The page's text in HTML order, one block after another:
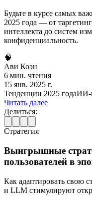
Будьте в курсе самых
2025 года — от
интеллекта до систем
конфиденциальность.
🧠
Ави Коэн
6 мин. чтения
15 янв. 2025 г.
Тенденции 2025 годаИИ-
Читать далее
Делиться:
Стратегия
Выигрышные
пользователей в
Как адаптировать свою
и LLM стимулируют